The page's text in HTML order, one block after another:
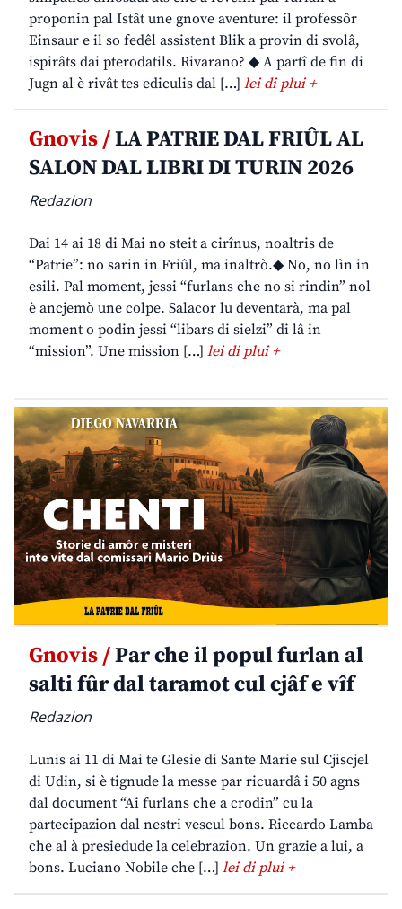
proponin pal Istât une gnove aventure: il professôr
Einsaur e il so fedêl assistent Blik a provin di svolâ,
ispirâts dai pterodatils. Rivarano? ◆ A partî de fin di
Jugn al è rivât tes ediculis dal […] lei di plui +
Gnovis /LA PATRIE DAL FRIÛL AL
SALON DAL LIBRI DI TURIN 2026
Redazion
Dai 14 ai 18 di Mai no steit a cirînus, noaltris de
“Patrie”: no sarin in Friûl, ma inaltrò.◆ No, no lìn in
esili. Pal moment, jessi “furlans che no si rindin” nol
è ancjemò une colpe. Salacor lu deventarà, ma pal
moment o podin jessi “libars di sielzi” di lâ in
“mission”. Une mission […] lei di plui +
Gnovis /Par che il popul furlan al
salti fûr dal taramot cul cjâf e vîf
Redazion
Lunis ai 11 di Mai te Glesie di Sante Marie sul Cjiscjel
di Udin, si è tignude la messe par ricuardâ i 50 agns
dal document “Ai furlans che a crodin” cu la
partecipazion dal nestri vescul bons. Riccardo Lamba
che al à presiedude la celebrazion. Un grazie a lui, a
bons. Luciano Nobile che […] lei di plui +